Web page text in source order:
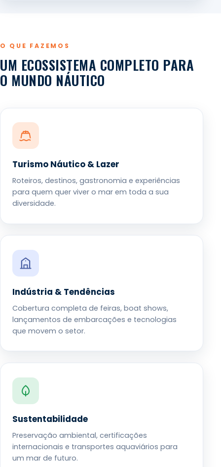
O QUE FAZEMOS
UM ECOSSISTEMA COMPLETO PARA
O MUNDO NÁUTICO
Turismo Náutico & Lazer
Roteiros, destinos, gastronomia e experiências
para quem quer viver o mar em toda a sua
diversidade.
Indústria & Tendências
Cobertura completa de feiras, boat shows,
lançamentos de embarcações e tecnologias
que movem o setor.
Sustentabilidade
Preservação ambiental, certificações
internacionais e transportes aquaviários para
um mar de futuro.